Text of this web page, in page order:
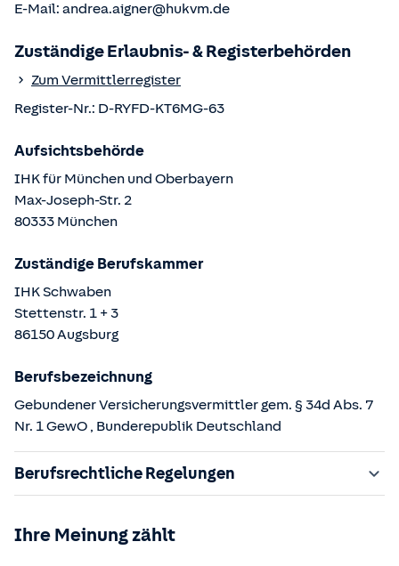
E-Mail: andrea.aigner@hukvm.de
Zuständige Erlaubnis- & Registerbehörden
Zum Vermittlerregister
Register-Nr.: D-RYFD-KT6MG-63
Aufsichtsbehörde
IHK für München und Oberbayern
Max-Joseph-Str. 2
80333 München
Zuständige Berufskammer
IHK Schwaben
Stettenstr. 1 + 3
86150Augsburg
Berufsbezeichnung
Gebundener Versicherungsvermittler gem. § 34d Abs. 7
Nr. 1 GewO , Bunderepublik Deutschland
Berufsrechtliche Regelungen
§§ 59 – 68 Gesetz über den Versicherungsvertrag
Ihre Meinung zählt